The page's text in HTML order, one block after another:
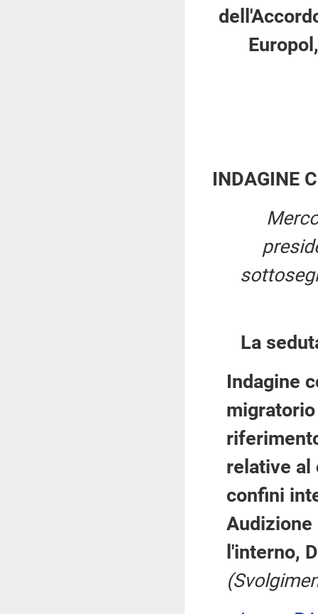
INDAGINE
La
Indagine
relative al
confini
l'interno,